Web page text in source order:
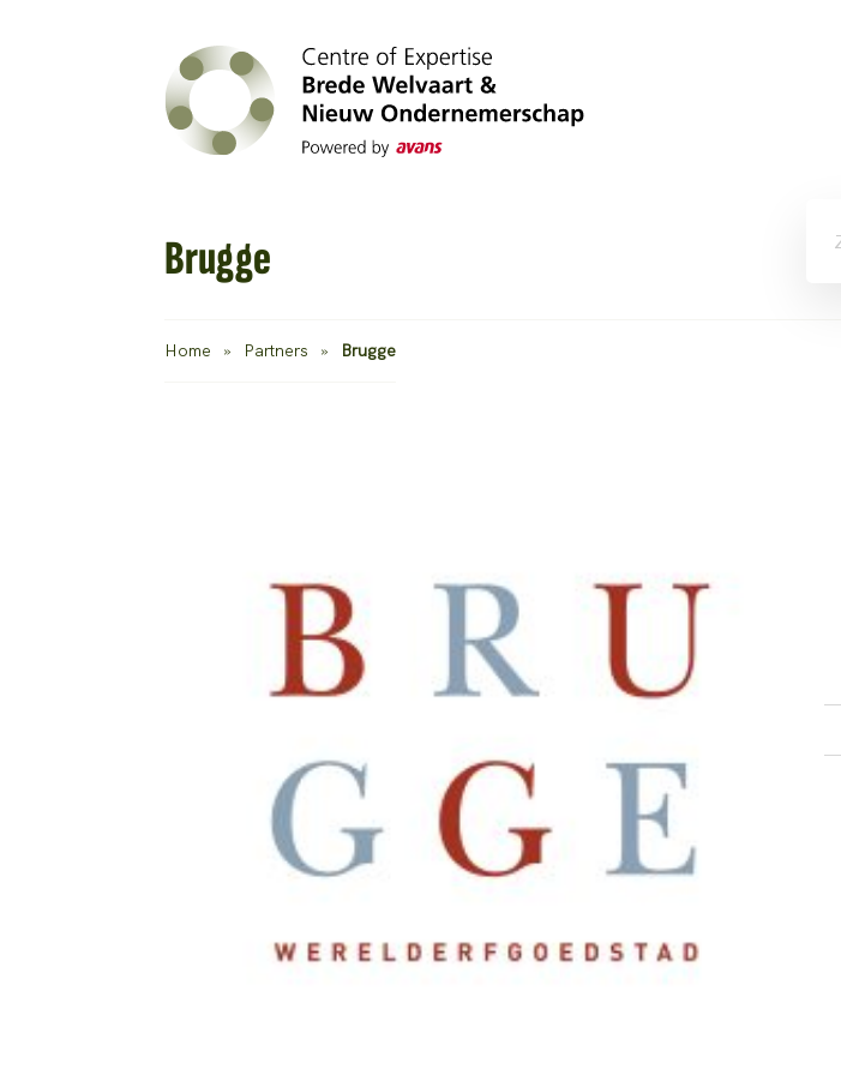
Brugge
Home » Partners » Brugge